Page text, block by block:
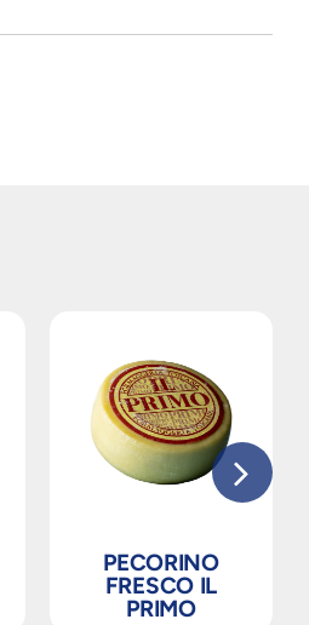
PECORINO
FRESCO IL
PRIMO